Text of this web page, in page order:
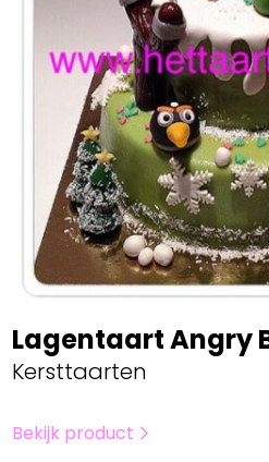
Lagentaart Angry
Kersttaarten
Bekijk product